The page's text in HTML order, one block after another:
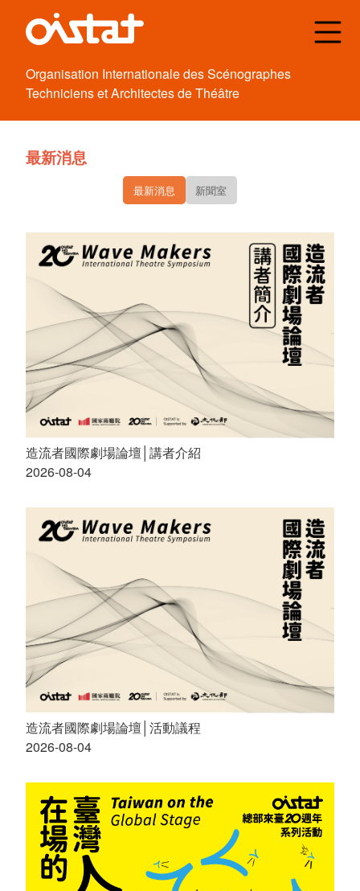
Organisation Internationale desScénographes
Techniciens etArchitectes deThéâtre
最新消息
最新消息 新聞室
造流者國際劇場論壇│講者介紹
2026-08-04
造流者國際劇場論壇│活動議程
2026-08-04